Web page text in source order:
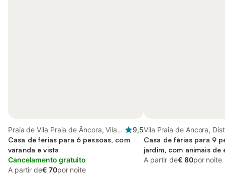
Praia de Vila Praia de Âncora, Vila
Praia de Ancora
9,5
Casa de férias para 6 pessoas, com
varanda e vista
Cancelamento gratuito
A partir de€ 70por noite
Vila Praia de Ancora,
Viana do Castelo
Casa de férias para 9
jardim, com animais de
A partir de€ 80por noite